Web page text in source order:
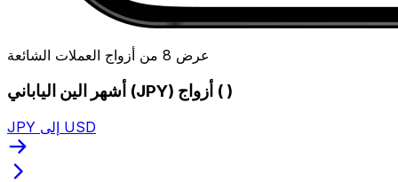
عرض 8 من أزواج العملات الشائعة
أشهر الين الياباني (JPY) أزواج ( )
JPY إلى USD